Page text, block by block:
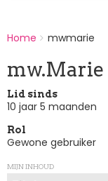
BREADCRUMBS
You
here:
Home mwmarie
mw.Marie
Lid sinds
10 jaar 5 maanden
Rol
Gewone gebruiker
MIJN INHOUD